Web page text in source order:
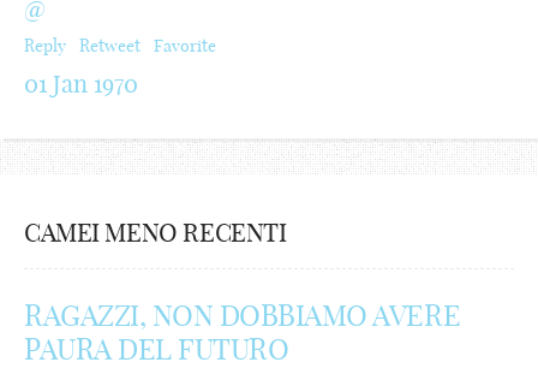
@
Reply Retweet Favorite
01 Jan 1970
CAMEI MENO RECENTI
RAGAZZI, NON DOBBIAMO AVERE
PAURA DEL FUTURO